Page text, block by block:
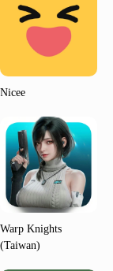
Nicee
Warp Knights
(Taiwan)